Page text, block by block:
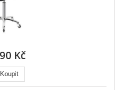
Kč